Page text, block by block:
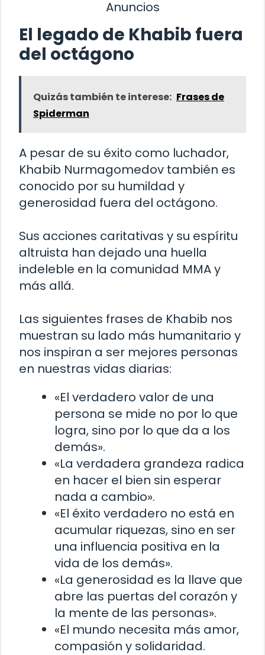
Anuncios
El legado de Khabib fuera
del octágono
Quizás también te interese: Frases de
Spiderman
A pesar de su éxito como luchador,
Khabib Nurmagomedov también es
conocido por su humildad y
generosidad fuera del octágono.
Sus acciones caritativas y su espíritu
altruista han dejado una huella
indeleble en la comunidad MMA y
más allá.
Las siguientes frases de Khabib nos
muestran su lado más humanitario y
nos inspiran a ser mejores personas
en nuestras vidas diarias:
«El verdadero valor de una
persona se mide no por lo que
logra, sino por lo que da a los
demás».
«La verdadera grandeza radica
en hacer el bien sin esperar
nada a cambio».
«El éxito verdadero no está en
acumular riquezas, sino en ser
una influencia positiva en la
vida de los demás».
«La generosidad es la llave que
abre las puertas del corazón y
la mente de las personas».
«El mundo necesita más amor,
compasión y solidaridad.